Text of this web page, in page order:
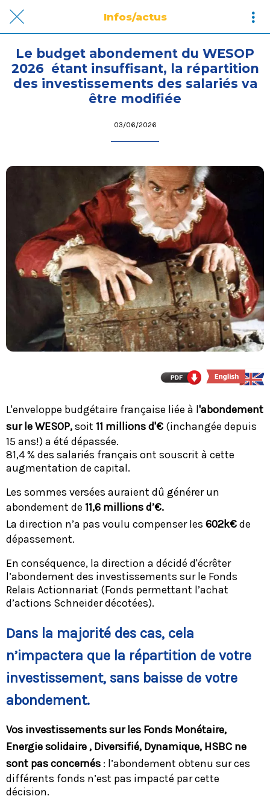
Infos/actus
Le budget abondement du WESOP
2026 étant insuffisant, la répartition
des investissements des salariés va
être modifiée
03/06/2026
L'enveloppe budgétaire française liée à l'abondement
sur le WESOP,soit 11 millions d'€ (inchangée depuis
15 ans!) a été dépassée.
81,4 % des salariés français ont souscrit à cette
augmentation de capital.
Les sommes versées auraient dû générer un
abondement de 11,6 millions d’€.
La direction n’a pas voulu compenser les 602k€de
dépassement.
En conséquence, la direction a décidé d'écrêter
l’abondement des investissements sur le Fonds
Relais Actionnariat (Fonds permettant l’achat
d’actions Schneider décotées).
Dans la majorité des cas, cela
n’impactera que la répartition de votre
investissement, sans baisse de votre
abondement.
Vos investissements sur les Fonds Monétaire,
Energie solidaire , Diversifié, Dynamique, HSBC ne
sont pas concernés : l’abondement obtenu sur ces
différents fonds n’est pas impacté par cette
décision.